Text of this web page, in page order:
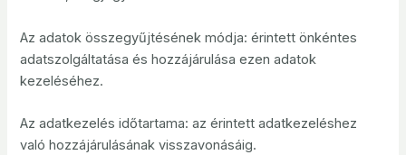
Az adatok összegyűjtésének módja: érintett önkéntes
adatszolgáltatása és hozzájárulása ezen adatok
kezeléséhez.
Az adatkezelés időtartama: az érintett adatkezeléshez
való hozzájárulásának visszavonásáig.